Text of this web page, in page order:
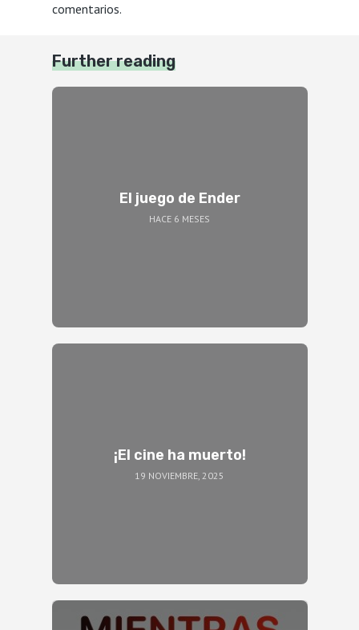
comentarios.
Further reading
El juego de Ender
HACE 6 MESES
¡El cine ha muerto!
19 NOVIEMBRE, 2025